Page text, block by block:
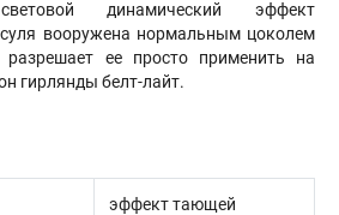
динамический эффект
вооружена нормальным цоколем
разрешает ее просто применить на
гирлянды белт-лайт.
эффект тающей